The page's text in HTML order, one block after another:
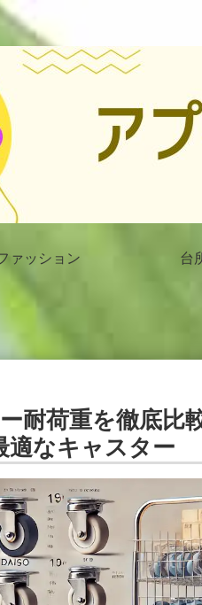
ァッション 台
耐荷重を徹底比
適なキャスター